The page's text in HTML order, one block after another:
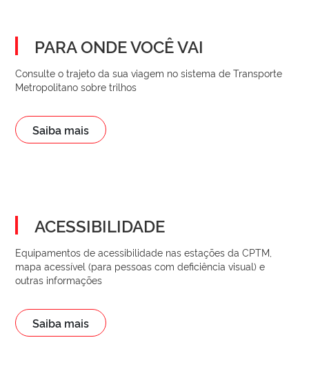
PARA ONDE VOCÊ VAI
Consulte o trajeto da sua viagem no sistema de Transporte
Metropolitano sobre trilhos
Saiba mais
ACESSIBILIDADE
Equipamentos de acessibilidade nas estações da CPTM,
mapa acessível (para pessoas com deficiência visual) e
outras informações
Saiba mais